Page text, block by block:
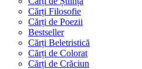
Cărți Filosofie
Cărți de Poezii
Bestseller
Cărți Beletristică
Cărți de Colorat
Cărți de Crăciun